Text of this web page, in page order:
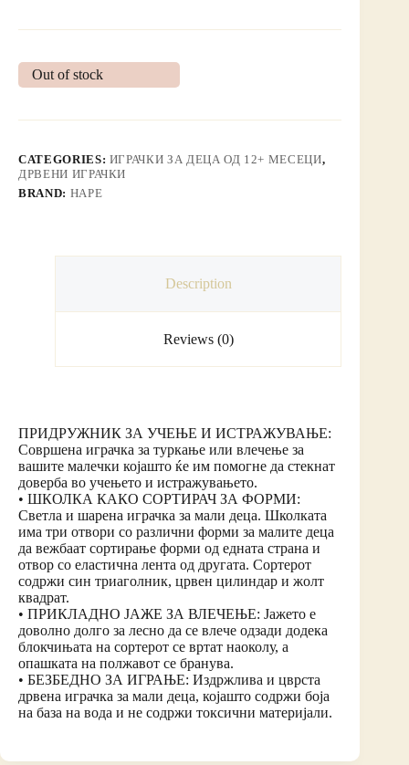
Out of stock
CATEGORIES: ИГРАЧКИ ЗА ДЕЦА ОД 12+ МЕСЕЦИ,
ДРВЕНИ ИГРАЧКИ
BRAND: HAPE
Description
Reviews (0)
ПРИДРУЖНИК ЗА УЧЕЊЕ И ИСТРАЖУВАЊЕ:
Совршена играчка за туркање или влечење за
вашите малечки којашто ќе им помогне да стекнат
доверба во учењето и истражувањето.
• ШКОЛКА КАКО СОРТИРАЧ ЗА ФОРМИ:
Светла и шарена играчка за мали деца. Школката
има три отвори со различни форми за малите деца
да вежбаат сортирање форми од едната страна и
отвор со еластична лента од другата. Сортерот
содржи син триаголник, црвен цилиндар и жолт
квадрат.
• ПРИКЛАДНО ЈАЖЕ ЗА ВЛЕЧЕЊЕ: Јажето е
доволно долго за лесно да се влече одзади додека
блокчињата на сортерот се вртат наоколу, а
опашката на полжавот се бранува.
• БЕЗБЕДНО ЗА ИГРАЊЕ: Издржлива и цврста
дрвена играчка за мали деца, којашто содржи боја
на база на вода и не содржи токсични материјали.